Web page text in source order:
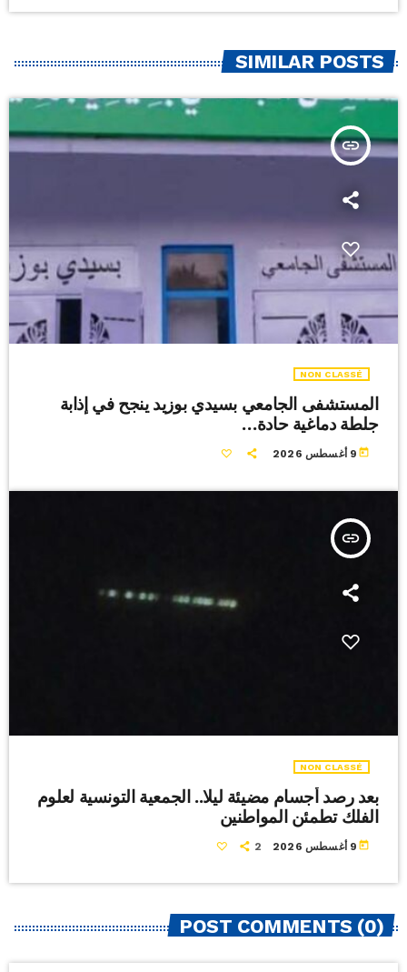
SIMILAR POSTS
insert_link
NON CLASSÉ
المستشفى الجامعي بسيدي بوزيد ينجح في إذابة
جلطة دماغية حادة…
today 9 أغسطس 2026
insert_link
NON CLASSÉ
بعد رصد أجسام مضيئة ليلا.. الجمعية التونسية لعلوم
الفلك تطمئن المواطنين
today 9 أغسطس 2026 2
POST COMMENTS (0)